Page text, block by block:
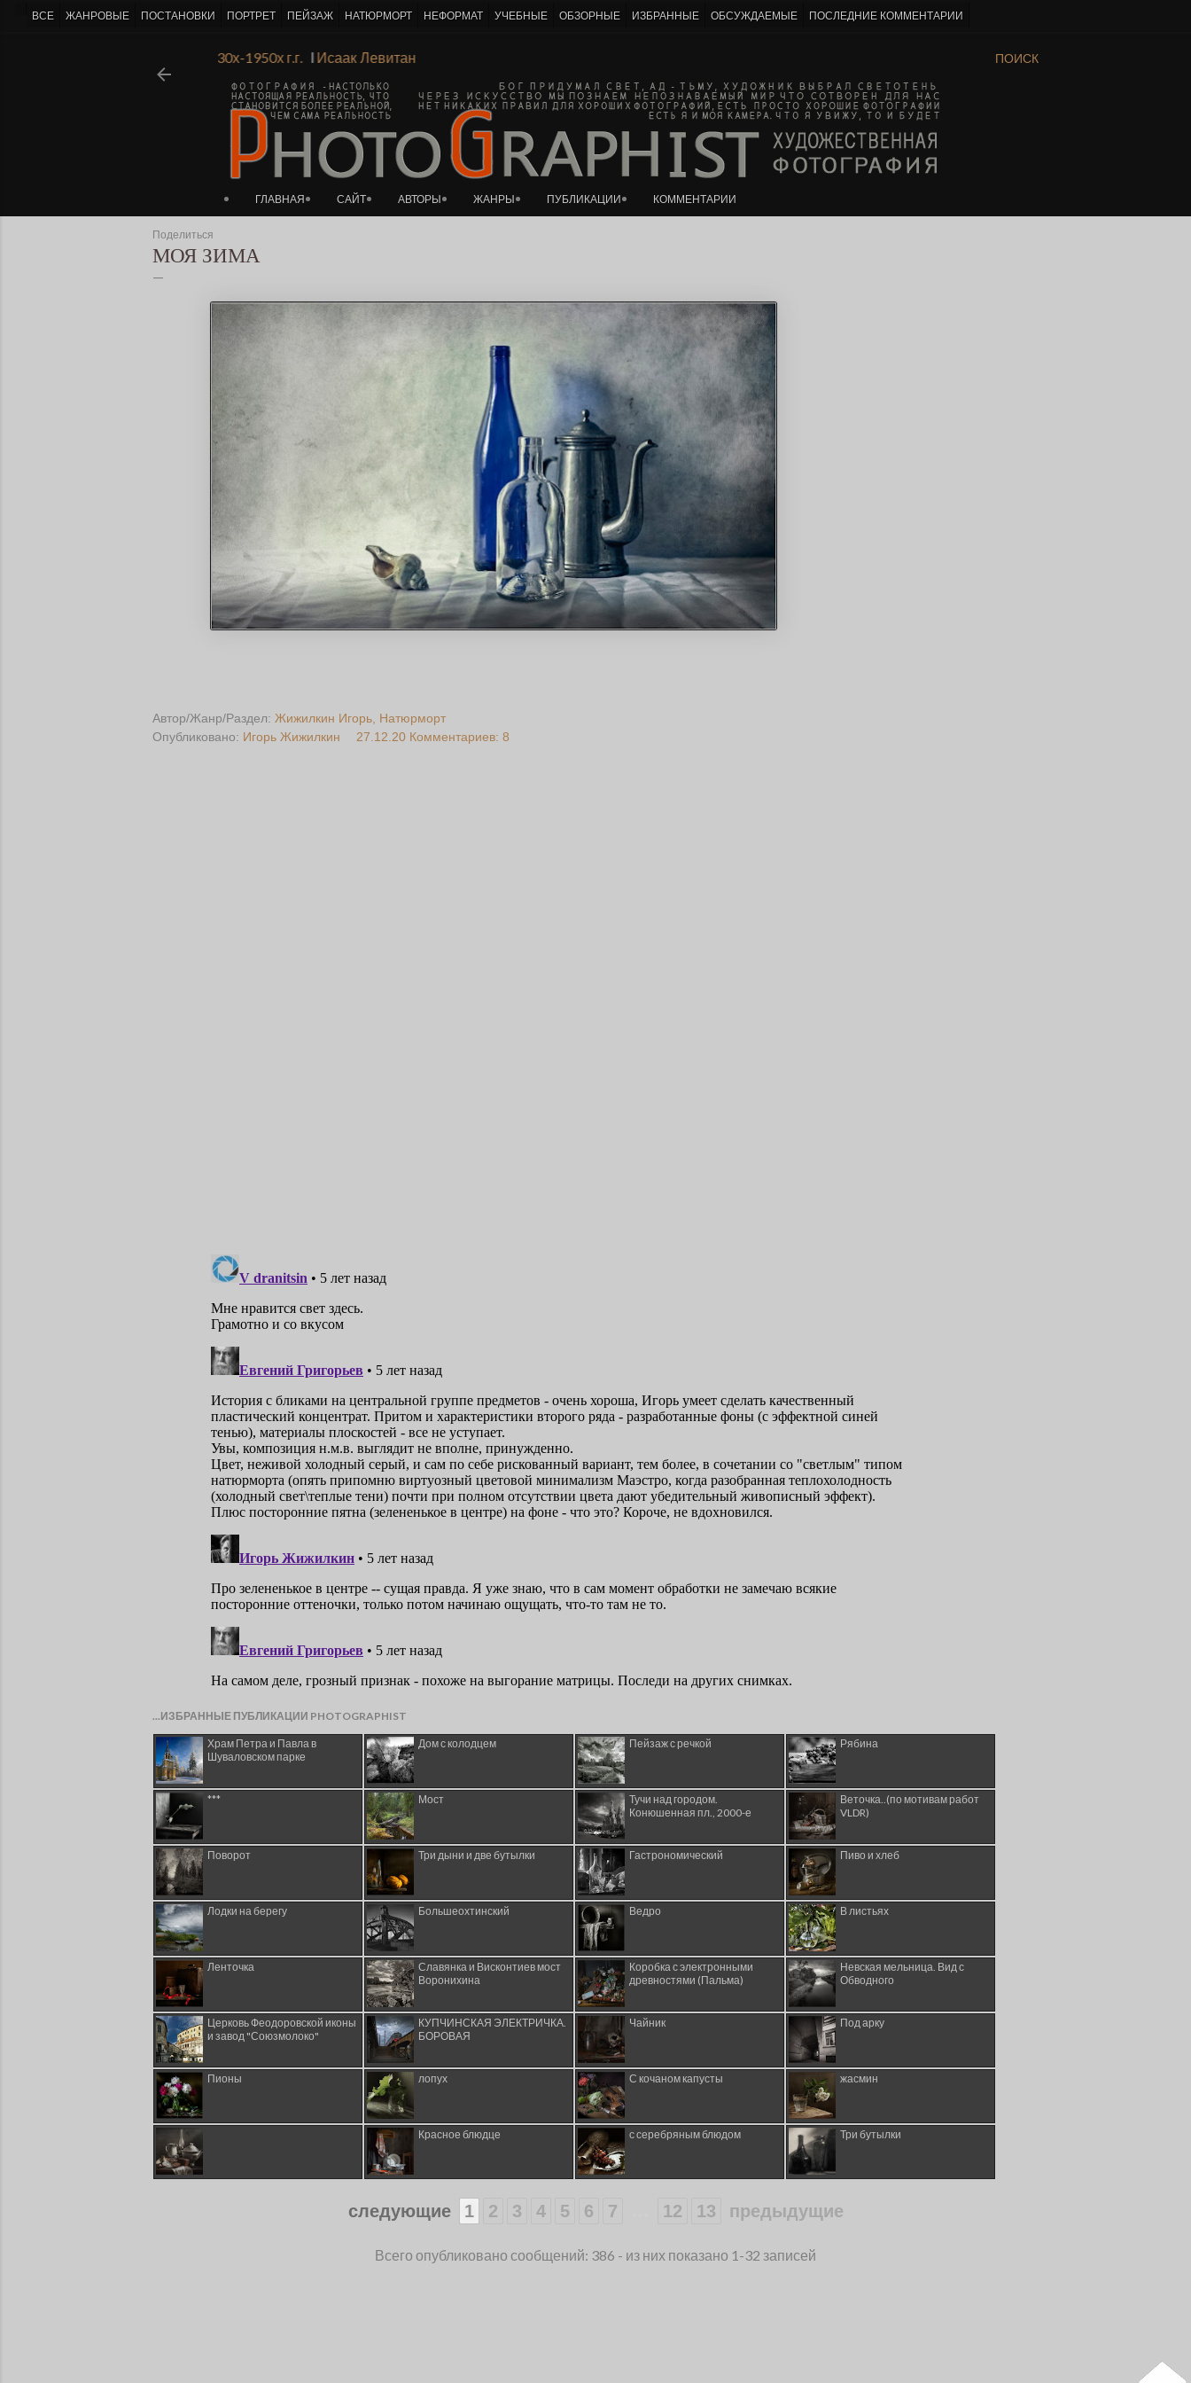
К основному контенту
ПОИСК
Академии Художеств 1930х-1950х г.г. ΙИсаак Левитан
ГЛАВНАЯ САЙТ АВТОРЫ ЖАНРЫ ПУБЛИКАЦИИ КОММЕНТАРИИ
Поделиться
МОЯ ЗИМА
Автор/Жанр/Раздел: Жижилкин Игорь Натюрморт
Опубликовано: Игорь Жижилкин 27.12.20 Комментариев: 8
...ИЗБРАННЫЕ ПУБЛИКАЦИИ PHOTOGRAPHIST
Храм Петра и Павла в
Шуваловском парке
Дом с колодцем Пейзаж с речкой Рябина
*** Мост
Тучи над городом.
Конюшенная пл., 2000-е
Веточка..(по мотивам работ
VLDR)
Поворот Три дыни и две бутылки Гастрономический Пиво и хлеб
Лодки на берегу Большеохтинский Ведро В листьях
Ленточка
Славянка и Висконтиев мост
Воронихина
Коробка с электронными
древностями (Пальма)
Невская мельница. Вид с
Обводного
Церковь Феодоровской иконы
и завод "Союзмолоко"
КУПЧИНСКАЯ ЭЛЕКТРИЧКА.
БОРОВАЯ
Чайник Под арку
Пионы лопух С кочаном капусты жасмин
Красное блюдце с серебряным блюдом Три бутылки
следующие 1 2 3 4 5 6 7 12 13 предыдущие
Всего опубликовано сообщений: 386 - из них показано 1-32 записей
ВСЕ ЖАНРОВЫЕ ПОСТАНОВКИ ПОРТРЕТ ПЕЙЗАЖ НАТЮРМОРТ НЕФОРМАТ УЧЕБНЫЕ ОБЗОРНЫЕ ИЗБРАННЫЕ ОБСУЖДАЕМЫЕ ПОСЛЕДНИЕ КОММЕНТАРИИ